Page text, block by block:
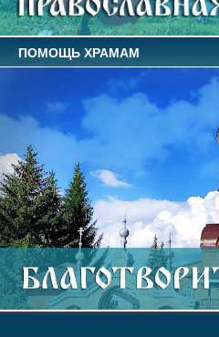
ПОМОЩЬ ХРАМАМ